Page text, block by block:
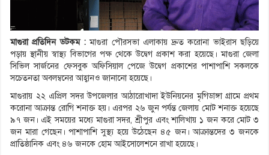
মাগুরা প্রতিদিন ডটকম :মাগুরা পৌরসভা এলাকায় দ্রুত করোনা ভাইরাস ছড়িয়ে
পড়ায় স্থানীয় স্বাস্থ্য বিভাগের পক্ষ থেকে উদ্বেগ প্রকাশ করা হয়েছে। মাগুরা জেলা
সিভিল সার্জনের ফেসবুক অফিসিয়াল পেজে উদ্বেগ প্রকাশের পাশাপাশি সকলকে
সচেতনতা অবলম্বনের আহ্বানও জানানো হয়েছে।
মাগুরায় ২২ এপ্রিল সদর উপজেলার আঠারোখাদা ইউনিয়নের মৃগিডাঙ্গা গ্রামে প্রথম
করোনা আক্রান্ত রোগি শনাক্ত হয়। এরপর ২৬ জুন পর্যন্ত জেলায় মোট শনাক্ত হয়েছে
৯৭ জন। এই সময়ের মধ্যে মাগুরা সদর, শ্রীপুর এবং শালিখায় ১ জন করে মোট ৩
জন মারা গেছেন। পাশাপাশি সুস্থ্য হয়ে উঠেছেন ৪৫ জন। আক্রান্তদের ৩ জনকে
প্রাতিষ্ঠানিক এবং ৪৬ জনকে হোম আইসোলেশনে রাখা হয়েছে।